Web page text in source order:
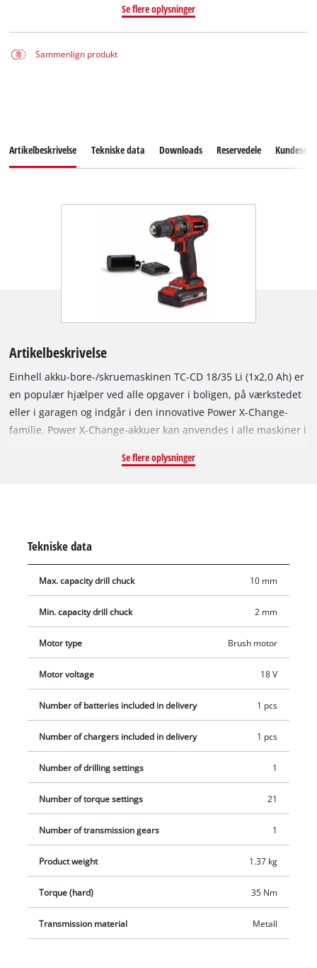
Se flere oplysninger
Sammenlign produkt
Artikelbeskrivelse Tekniske data Downloads Reservedele
Artikelbeskrivelse
Einhell akku-bore-/skruemaskinen TC-CD 18/35 Li (1x2,0 Ah) er
en populær hjælper ved alle opgaver i boligen, på værkstedet
eller i garagen og indgår i den innovative Power X-Change-
familie. Power X-Change-akkuer kan anvendes i alle maskiner i
værktøj. Lithium-ion-teknologien uden selvafladning muliggør
et materiale- og opgavetilpasset arbejde. I borepatronen med
værktøjstilbehør fast i en håndevending. LED-belysningen
sikrer et optimalt arbejde selv i mørke og utilgængelige
områder takket være et konstant upåklageligt overblik over
arbejdsområdet. Det ergonomiske design og softgrip-
overfladerne, som er ekstremt handy og giver et fast og sikkert
greb, gør arbejdet behageligt. Leveres med en 2,0 Ah Power X-
Se flere oplysninger
Tekniske data
Max. capacity drill chuck 10 mm
Min. capacity drill chuck 2 mm
Motor type Brush motor
Motor voltage 18 V
Number of batteries included in delivery 1 pcs
Number of chargers included in delivery 1 pcs
Number of drilling settings 1
Number of torque settings 21
Number of transmission gears 1
Product weight 1.37 kg
Torque (hard) 35 Nm
Transmission material Metall